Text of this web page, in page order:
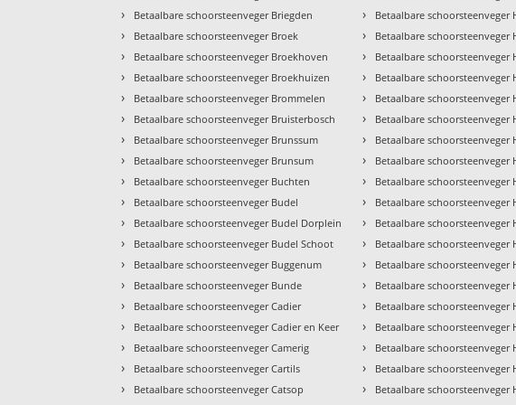
› Betaalbare schoorsteenveger Briegden
› Betaalbare schoorsteenveger Broek
› Betaalbare schoorsteenveger Broekhoven
› Betaalbare schoorsteenveger Broekhuizen
› Betaalbare schoorsteenveger Brommelen
› Betaalbare schoorsteenveger Bruisterbosch
› Betaalbare schoorsteenveger Brunssum
› Betaalbare schoorsteenveger Brunsum
› Betaalbare schoorsteenveger Buchten
› Betaalbare schoorsteenveger Budel
› Betaalbare schoorsteenveger Budel Dorplein
› Betaalbare schoorsteenveger Budel Schoot
› Betaalbare schoorsteenveger Buggenum
› Betaalbare schoorsteenveger Bunde
› Betaalbare schoorsteenveger Cadier
› Betaalbare schoorsteenveger Cadier en Keer
› Betaalbare schoorsteenveger Camerig
› Betaalbare schoorsteenveger Cartils
› Betaalbare schoorsteenveger Catsop
› Betaalbare schoorsteenveger
› Betaalbare schoorsteenveger
› Betaalbare schoorsteenveger
› Betaalbare schoorsteenveger
› Betaalbare schoorsteenveger
› Betaalbare schoorsteenveger
› Betaalbare schoorsteenveger
› Betaalbare schoorsteenveger
› Betaalbare schoorsteenveger
› Betaalbare schoorsteenveger
› Betaalbare schoorsteenveger
› Betaalbare schoorsteenveger
› Betaalbare schoorsteenveger
› Betaalbare schoorsteenveger
› Betaalbare schoorsteenveger
› Betaalbare schoorsteenveger
› Betaalbare schoorsteenveger
› Betaalbare schoorsteenveger
› Betaalbare schoorsteenveger